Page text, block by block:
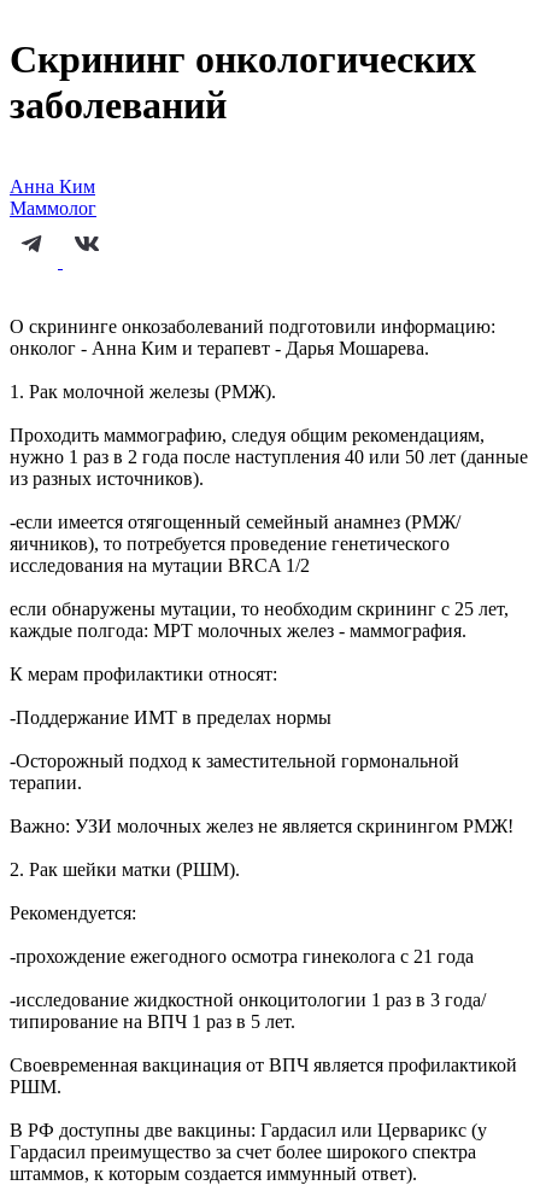
Скрининг онкологических
заболеваний ⠀
Анна Ким
Маммолог
О скрининге онкозаболеваний подготовили информацию:
онколог - Анна Ким и терапевт - Дарья Мошарева.
1. Рак молочной железы (РМЖ).
Проходить маммографию, следуя общим рекомендациям,
нужно 1 раз в 2 года после наступления 40 или 50 лет (данные
из разных источников).
-если имеется отягощенный семейный анамнез (РМЖ/
яичников), то потребуется проведение генетического
исследования на мутации BRCA 1/2
если обнаружены мутации, то необходим скрининг с 25 лет,
каждые полгода: МРТ молочных желез - маммография.
К мерам профилактики относят:
-Поддержание ИМТ в пределах нормы
-Осторожный подход к заместительной гормональной
терапии.
Важно: УЗИ молочных желез не является скринингом РМЖ!
2. Рак шейки матки (РШМ).
Рекомендуется:
-прохождение ежегодного осмотра гинеколога с 21 года
-исследование жидкостной онкоцитологии 1 раз в 3 года/
типирование на ВПЧ 1 раз в 5 лет.
Своевременная вакцинация от ВПЧ является профилактикой
РШМ.
В РФ доступны две вакцины: Гардасил или Церварикс (у
Гардасил преимущество за счет более широкого спектра
штаммов, к которым создается иммунный ответ).